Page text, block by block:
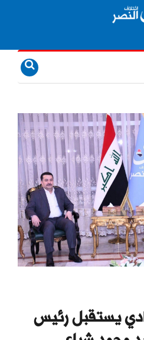
يستقبل رئيس